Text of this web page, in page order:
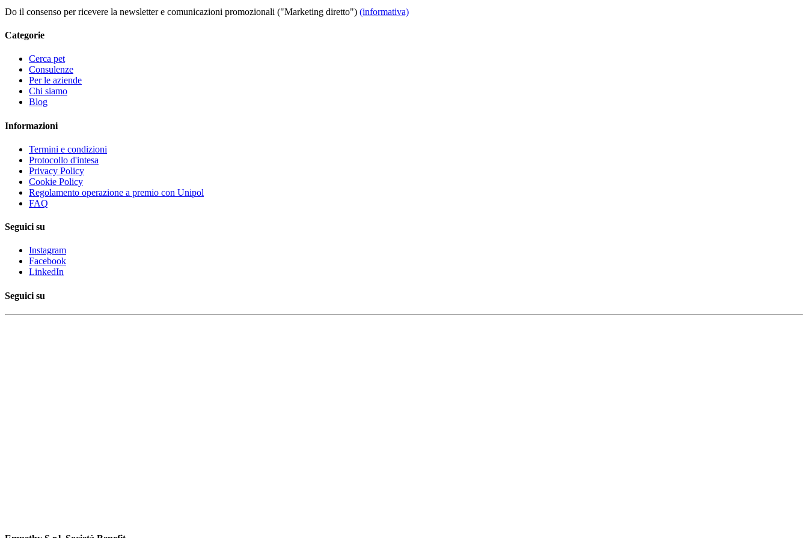
Do il consenso per ricevere la newsletter e comunicazioni promozionali ("Marketing diretto") (informativa)
Categorie
Cerca pet
Consulenze
Per le aziende
Chi siamo
Blog
Informazioni
Termini e condizioni
Protocollo d'intesa
Privacy Policy
Cookie Policy
Regolamento operazione a premio con Unipol
FAQ
Seguici su
Instagram
Facebook
LinkedIn
Seguici su